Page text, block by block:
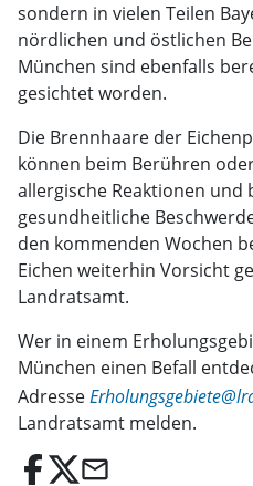
sondern in vielen Teilen
nördlichen und östlichen
München sind ebenfalls
gesichtet worden.
Die Brennhaare der
können beim Berühren
allergische Reaktionen und
gesundheitliche
den kommenden Wochen
Eichen weiterhin Vorsicht
Landratsamt.
Wer in einem
München einen Befall
Adresse
Landratsamt melden.
email